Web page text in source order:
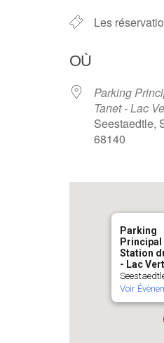
Les
OÙ
Parking
Tanet - Lac
Seestaedtle,
68140
Parking
Principal
Station
- Lac Vert
Voir